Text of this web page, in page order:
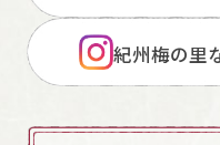
紀州梅の里